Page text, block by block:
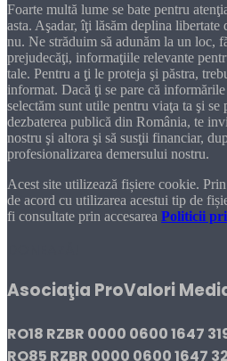
Foarte multă lume se bate pentru
asta. Aşadar, îţi lăsăm deplina libertate
nu. Ne străduim să adunăm la un loc,
prejudecăţi, informaţiile relevante
tale. Pentru a ţi le proteja şi păstra,
informat. Dacă ţi se pare că
selectăm sunt utile pentru viaţa ta şi se
dezbaterea publică din România, te
nostru şi altora şi să susţii financiar,
profesionalizarea demersului nostru.
Acest site utilizează fișiere cookie.
de acord cu utilizarea acestui tip de
fi consultate prin accesarea Politicii
Asociaţia ProValori
RO18 RZBR 0000 0600 1647
RO85 RZBR 0000 0600 1647